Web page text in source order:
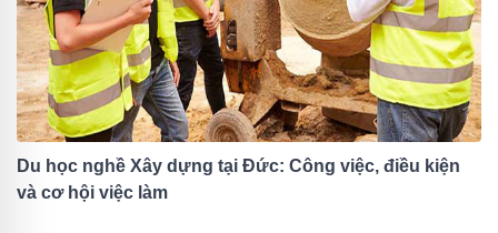
Du học nghề Xây dựng tại Đức: Công việc, điều kiện
và cơ hội việc làm